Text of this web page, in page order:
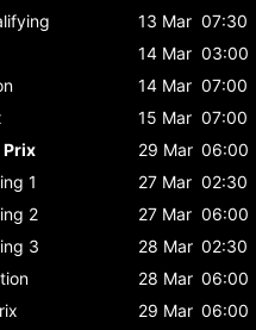
13 Mar 07:30
14 Mar 03:00
14 Mar 07:00
15 Mar 07:00
Prix
29 Mar 06:00
1 27 Mar 02:30
2 27 Mar 06:00
3 28 Mar 02:30
28 Mar 06:00
29 Mar 06:00